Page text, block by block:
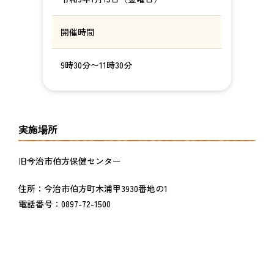
開催時間
9時30分〜11時30分
実施場所
旧今治市伯方保健センター
住所：今治市伯方町木浦甲3930番地の1
電話番号：0897-72-1500